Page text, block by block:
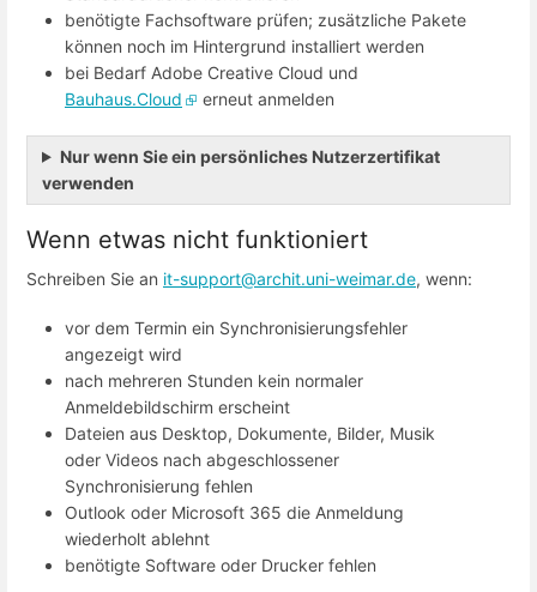
benötigte Fachsoftware prüfen; zusätzliche Pakete
können noch im Hintergrund installiert werden
bei Bedarf Adobe Creative Cloud und
Bauhaus.Cloud
erneut anmelden
Nur wenn Sie ein persönliches Nutzerzertifikat
verwenden
Wenn etwas nicht funktioniert
Schreiben Sie an it-support@archit.uni-weimar.de, wenn:
vor dem Termin ein Synchronisierungsfehler
angezeigt wird
nach mehreren Stunden kein normaler
Anmeldebildschirm erscheint
Dateien aus Desktop, Dokumente, Bilder, Musik
oder Videos nach abgeschlossener
Synchronisierung fehlen
Outlook oder Microsoft 365 die Anmeldung
wiederholt ablehnt
benötigte Software oder Drucker fehlen